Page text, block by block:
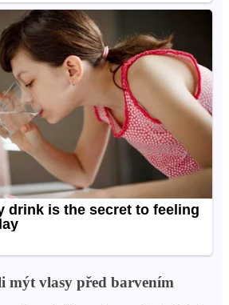
mýt vlasy před barvením